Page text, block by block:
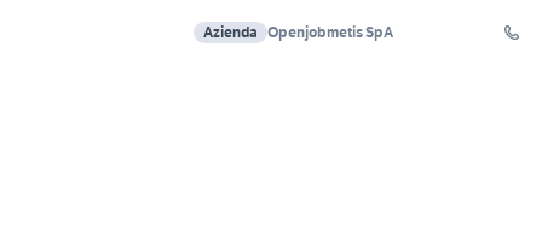
Azienda Openjobmetis SpA